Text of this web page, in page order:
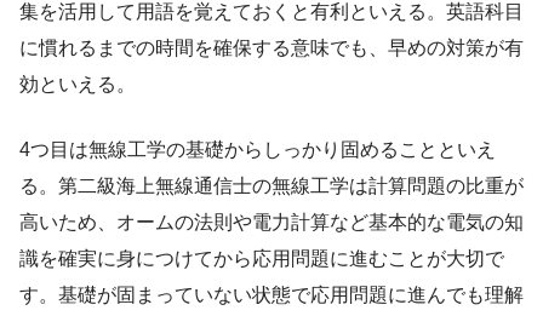
集を活用して用語を覚えておくと有利といえる。英語科目
に慣れるまでの時間を確保する意味でも、早めの対策が有
効といえる。
4つ目は無線工学の基礎からしっかり固めることといえ
る。第二級海上無線通信士の無線工学は計算問題の比重が
高いため、オームの法則や電力計算など基本的な電気の知
識を確実に身につけてから応用問題に進むことが大切で
す。基礎が固まっていない状態で応用問題に進んでも理解